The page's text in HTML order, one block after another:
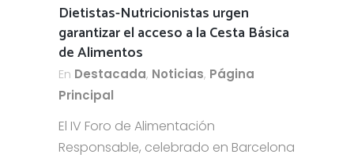
Dietistas-Nutricionistas urgen
garantizar el acceso a la Cesta Básica
de Alimentos
En Destacada, Noticias, Página
Principal
El IV Foro de Alimentación
Responsable, celebrado en Barcelona